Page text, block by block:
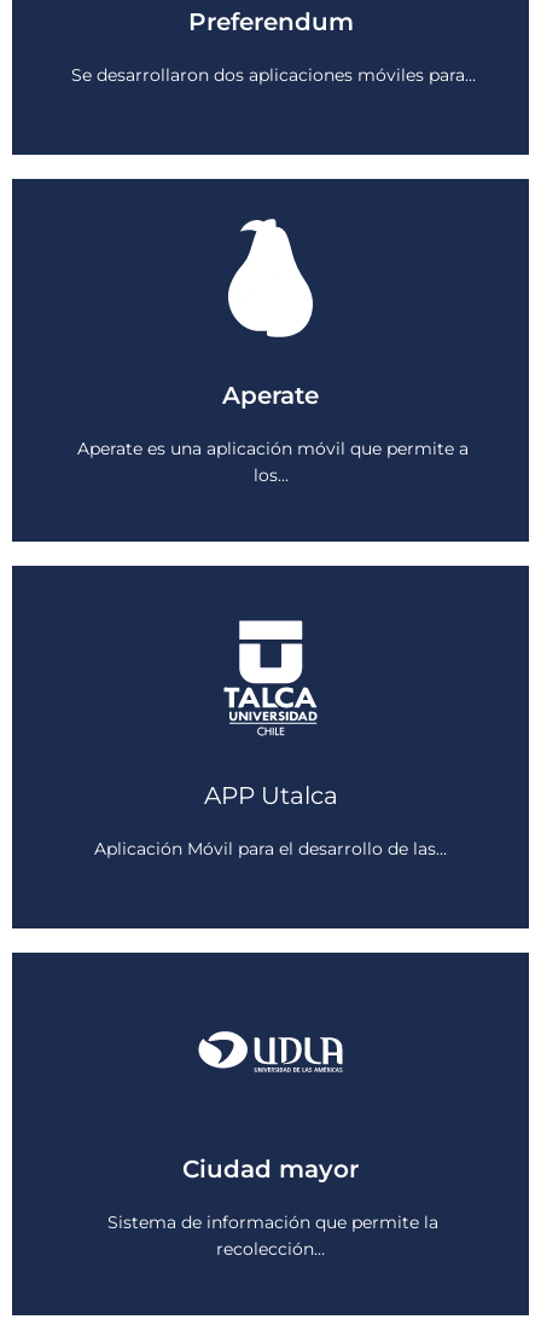
Preferendum
Se desarrollaron dos aplicaciones móviles para…
Ver más
Aperate
Aperate es una aplicación móvil que permite a
los…
Ver más
APP Utalca
Aplicación Móvil para el desarrollo de las…
Ver más
Ciudad mayor
Sistema de información que permite la
recolección…
Ver más